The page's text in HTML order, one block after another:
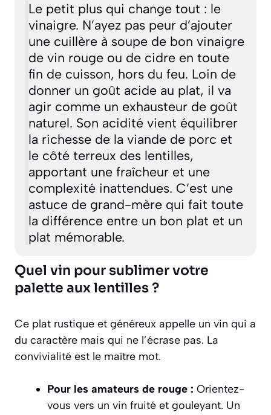
Le petit plus qui change tout : le
vinaigre. N’ayez pas peur d’ajouter
une cuillère à soupe de bon vinaigre
de vin rouge ou de cidre en toute
fin de cuisson, hors du feu. Loin de
donner un goût acide au plat, il va
agir comme un exhausteur de goût
naturel. Son acidité vient équilibrer
la richesse de la viande de porc et
le côté terreux des lentilles,
apportant une fraîcheur et une
complexité inattendues. C’est une
astuce de grand-mère qui fait toute
la différence entre un bon plat et un
plat mémorable.
Quel vin pour sublimer votre
palette aux lentilles ?
Ce plat rustique et généreux appelle un vin qui a
du caractère mais qui ne l’écrase pas. La
convivialité est le maître mot.
Pour les amateurs de rouge : Orientez-
vous vers un vin fruité et gouleyant. Un